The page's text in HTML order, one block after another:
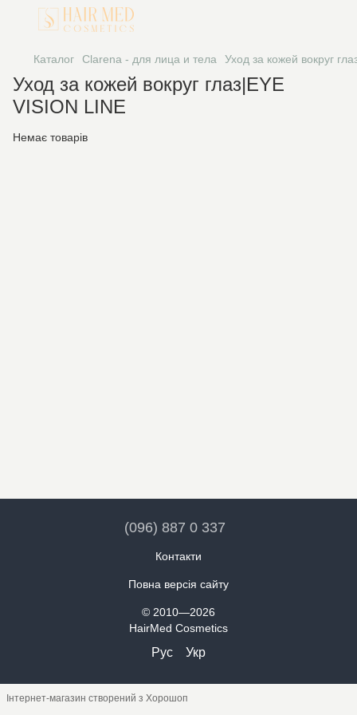
Каталог Clarena - для лица и тела Уход за кожей вокруг
Уход за кожей вокруг глаз|EYE
VISION LINE
Немає товарів
(096) 887 0 337
Контакти
Повна версія сайту
© 2010—2026
HairMed Cosmetics
Рус Укр
Інтернет-магазин створений з Хорошоп